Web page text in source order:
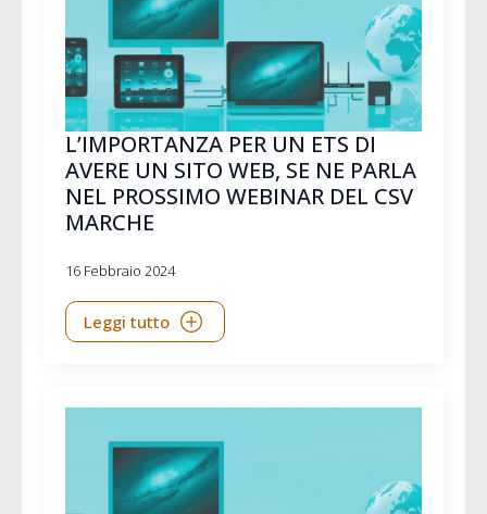
L’IMPORTANZA PER UN ETS DI
AVERE UN SITO WEB, SE NE PARLA
NEL PROSSIMO WEBINAR DEL CSV
MARCHE
16 Febbraio 2024
Leggi tutto